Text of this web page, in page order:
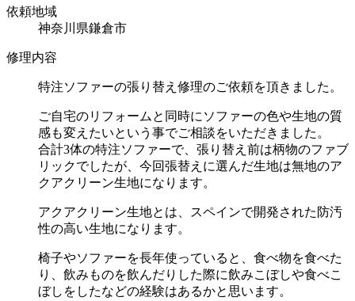
依頼地域
神奈川県鎌倉市
修理内容
特注ソファーの張り替え修理のご依頼を頂きました。
ご自宅のリフォームと同時にソファーの色や生地の質
感も変えたいという事でご相談をいただきました。
合計3体の特注ソファーで、張り替え前は柄物のファブ
リックでしたが、今回張替えに選んだ生地は無地のア
クアクリーン生地になります。
アクアクリーン生地とは、スペインで開発された防汚
性の高い生地になります。
椅子やソファーを長年使っていると、食べ物を食べた
り、飲みものを飲んだりした際に飲みこぼしや食べこ
ぼしをしたなどの経験はあるかと思います。